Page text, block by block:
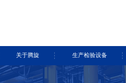
关于腾旋 生产检验设备